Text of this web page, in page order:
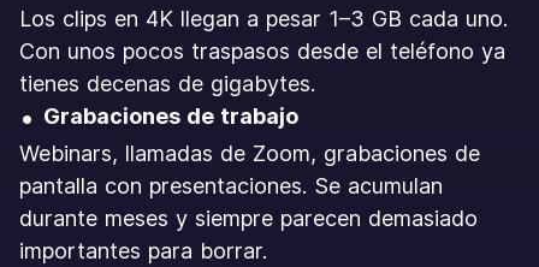
Los clips en 4K llegan a pesar 1–3 GB cada uno.
Con unos pocos traspasos desde el teléfono ya
tienes decenas de gigabytes.
Grabaciones de trabajo
Webinars, llamadas de Zoom, grabaciones de
pantalla con presentaciones. Se acumulan
durante meses y siempre parecen demasiado
importantes para borrar.